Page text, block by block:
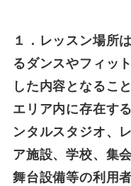
１．レッスン場所
るダンスやフィッ
した内容となるこ
エリア内に存在す
ンタルスタジオ、
ア施設、学校、集
舞台設備等の利用